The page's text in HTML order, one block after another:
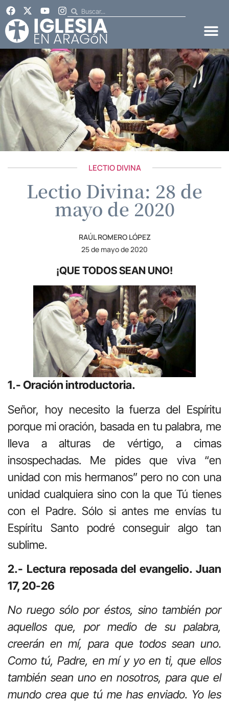
LECTIO DIVINA
Lectio Divina: 28 de
mayo de 2020
RAÚL ROMERO LÓPEZ
25 de mayo de 2020
¡QUE TODOS SEAN UNO!
1.- Oración introductoria.
Señor, hoy necesito la fuerza del Espíritu
porque mi oración, basada en tu palabra, me
lleva a alturas de vértigo, a cimas
insospechadas. Me pides que viva “en
unidad con mis hermanos” pero no con una
unidad cualquiera sino con la que Tú tienes
con el Padre. Sólo si antes me envías tu
Espíritu Santo podré conseguir algo tan
sublime.
2.- Lectura reposada del evangelio. Juan
17, 20-26
No ruego sólo por éstos, sino también por
aquellos que, por medio de su palabra,
creerán en mí, para que todos sean uno.
Como tú, Padre, en mí y yo en ti, que ellos
también sean uno en nosotros, para que el
mundo crea que tú me has enviado. Yo les